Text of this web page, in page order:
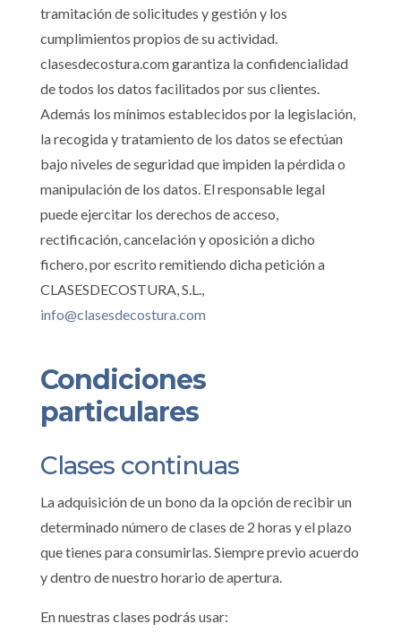
tramitación de solicitudes y gestión y los
cumplimientos propios de su actividad.
clasesdecostura.com garantiza la confidencialidad
de todos los datos facilitados por sus clientes.
Además los mínimos establecidos por la legislación,
la recogida y tratamiento de los datos se efectúan
bajo niveles de seguridad que impiden la pérdida o
manipulación de los datos. El responsable legal
puede ejercitar los derechos de acceso,
rectificación, cancelación y oposición a dicho
fichero, por escrito remitiendo dicha petición a
CLASESDECOSTURA, S.L.,
info@clasesdecostura.com
Condiciones
particulares
Clases continuas
La adquisición de un bono da la opción de recibir un
determinado número de clases de 2 horas y el plazo
que tienes para consumirlas. Siempre previo acuerdo
y dentro de nuestro horario de apertura.
En nuestras clases podrás usar: